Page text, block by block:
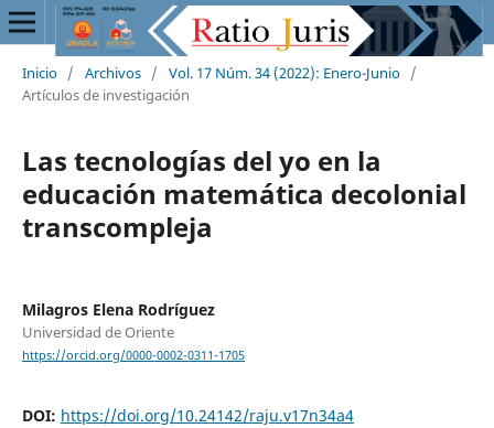
Inicio / Archivos / Vol. 17 Núm. 34 (2022): Enero-Junio /
Artículos de investigación
Las tecnologías del yo en la
educación matemática decolonial
transcompleja
Milagros Elena Rodríguez
Universidad de Oriente
https://orcid.org/0000-0002-0311-1705
DOI: https://doi.org/10.24142/raju.v17n34a4